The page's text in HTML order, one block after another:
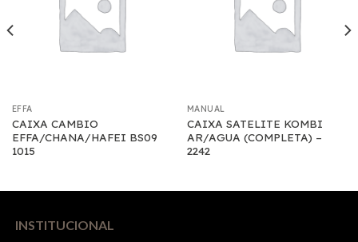
EFFA
CAIXA CAMBIO
EFFA/CHANA/HAFEI BS09
1015
MANUAL
CAIXA SATELITE KOMBI
AR/AGUA (COMPLETA) –
2242
INSTITUCIONAL